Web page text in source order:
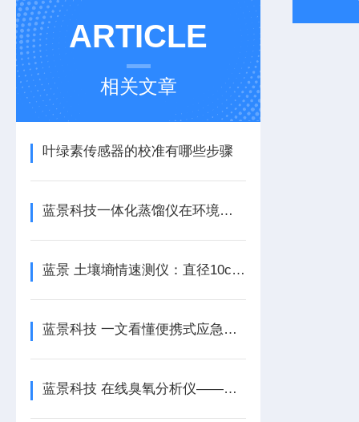
ARTICLE
相关文章
叶绿素传感器的校准有哪些步骤
蓝景科技一体化蒸馏仪在环境水质监测中的应用实践
蓝景 土壤墒情速测仪：直径10cm测量区域，科学代表田间土壤状况
蓝景科技 一文看懂便携式应急水质检测仪的技术亮点
蓝景科技 在线臭氧分析仪——水质净化过程中的智能守护者